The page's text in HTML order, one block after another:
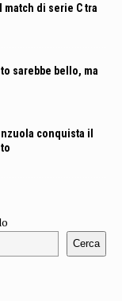
di serie C tra
sarebbe bello, ma
conquista il
Cerca